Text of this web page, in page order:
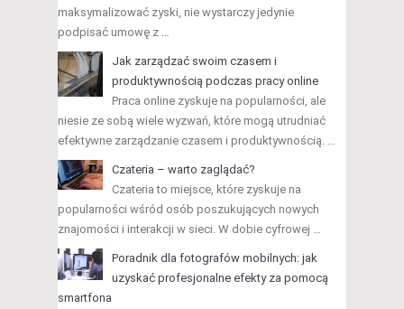
maksymalizować zyski, nie wystarczy jedynie
podpisać umowę z …
Jak zarządzać swoim czasem i
produktywnością podczas pracy online
Praca online zyskuje na popularności, ale
niesie ze sobą wiele wyzwań, które mogą utrudniać
efektywne zarządzanie czasem i produktywnością. …
Czateria – warto zaglądać?
Czateria to miejsce, które zyskuje na
popularności wśród osób poszukujących nowych
znajomości i interakcji w sieci. W dobie cyfrowej …
Poradnik dla fotografów mobilnych: jak
uzyskać profesjonalne efekty za pomocą
smartfona